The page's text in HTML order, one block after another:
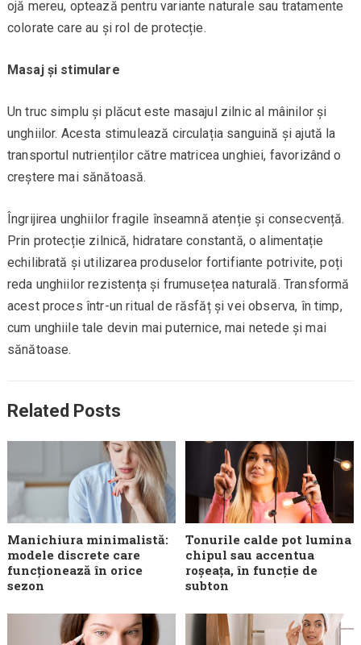
ojă mereu, optează pentru variante naturale sau tratamente
colorate care au și rol de protecție.
Masaj și stimulare
Un truc simplu și plăcut este masajul zilnic al mâinilor și
unghiilor. Acesta stimulează circulația sanguină și ajută la
transportul nutrienților către matricea unghiei, favorizând o
creștere mai sănătoasă.
Îngrijirea unghiilor fragile înseamnă atenție și consecvență.
Prin protecție zilnică, hidratare constantă, o alimentație
echilibrată și utilizarea produselor fortifiante potrivite, poți
reda unghiilor rezistența și frumusețea naturală. Transformă
acest proces într-un ritual de răsfăț și vei observa, în timp,
cum unghiile tale devin mai puternice, mai netede și mai
sănătoase.
Related Posts
Manichiura minimalistă:
modele discrete care
funcționează în orice
sezon
Tonurile calde pot lumina
chipul sau accentua
roșeața, în funcție de
subton